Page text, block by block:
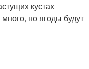
кустах
но ягоды будут